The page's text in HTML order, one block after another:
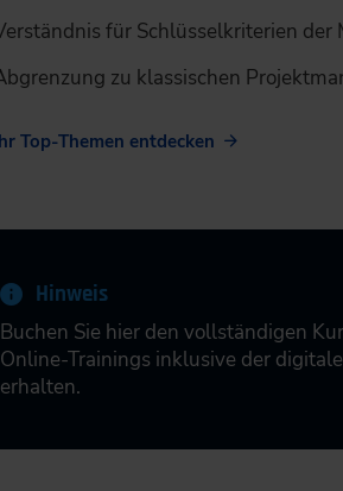
für Schlüsselkriterien der
zu klassischen
Top-Themen entdecken
Hinweis
Buchen Sie hier den vollständigen
Online-Trainings inklusive der
erhalten.